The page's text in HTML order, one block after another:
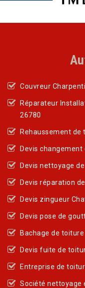
Couvreur
Réparateur
26780
Rehaussement de
Devis
Devis nettoyage
Devis réparation
Devis zingueur
Devis pose de
Bachage de
Devis fuite de
Entreprise de
Société nettoyage